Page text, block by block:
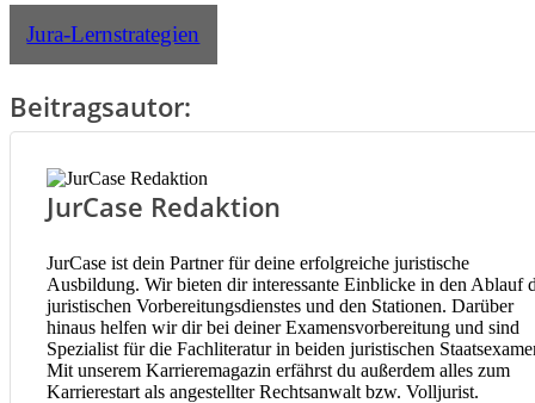
Jura-Lernstrategien
Beitragsautor:
JurCase Redaktion
JurCase ist dein Partner für deine erfolgreiche juristische
Ausbildung. Wir bieten dir interessante Einblicke in den Ablauf
juristischen Vorbereitungsdienstes und den Stationen. Darüber
hinaus helfen wir dir bei deiner Examensvorbereitung und sind
Spezialist für die Fachliteratur in beiden juristischen
Mit unserem Karrieremagazin erfährst du außerdem alles zum
Karrierestart als angestellter Rechtsanwalt bzw. Volljurist.